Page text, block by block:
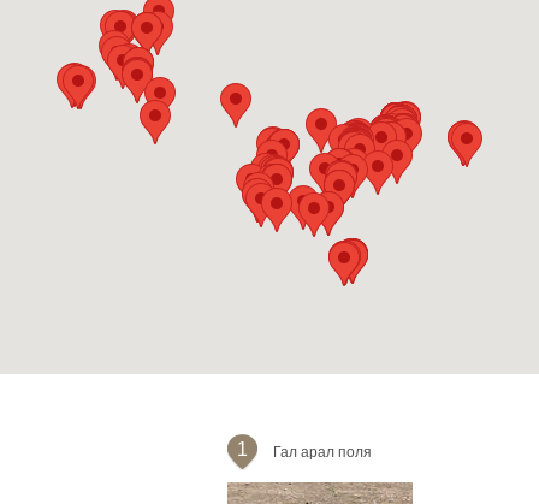
1 Гал арал поля